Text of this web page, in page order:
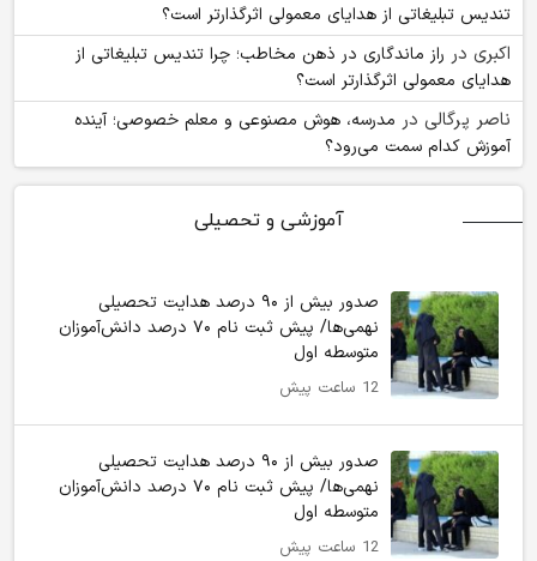
تندیس تبلیغاتی از هدایای معمولی اثرگذارتر است؟
اکبری در راز ماندگاری در ذهن مخاطب؛ چرا تندیس تبلیغاتی از
هدایای معمولی اثرگذارتر است؟
ناصر پرگالی در مدرسه، هوش مصنوعی و معلم خصوصی؛ آینده
آموزش کدام سمت می‌رود؟
آموزشی و تحصیلی
صدور بیش از ۹۰ درصد هدایت تحصیلی
نهمی‌ها/ پیش ثبت نام ۷۰ درصد دانش‌آموزان
متوسطه اول
12 ساعت پیش
صدور بیش از ۹۰ درصد هدایت تحصیلی
نهمی‌ها/ پیش ثبت نام ۷۰ درصد دانش‌آموزان
متوسطه اول
12 ساعت پیش